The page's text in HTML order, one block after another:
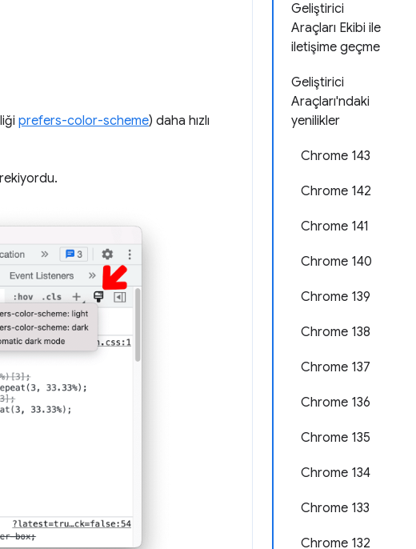
Geliştirici
Araçları Ekibi ile
iletişime geçme
Geliştirici
Araçları'ndaki
yenilikler
Chrome 143
Chrome 142
Chrome 141
Chrome 140
Chrome 139
Chrome 138
Chrome 137
Chrome 136
Chrome 135
Chrome 134
Chrome 133
Chrome 132
prefers-color-scheme) daha hızlı